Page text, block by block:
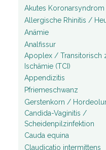
Akutes Koronarsyndrom
Allergische Rhinitis /
Anämie
Analfissur
Apoplex / Transitorisch
Ischämie (TCI)
Appendizitis
Pfriemeschwanz
Gerstenkorn /
Candida-Vaginitis /
Scheidenpilzinfektion
Cauda equina
Claudicatio intermittens